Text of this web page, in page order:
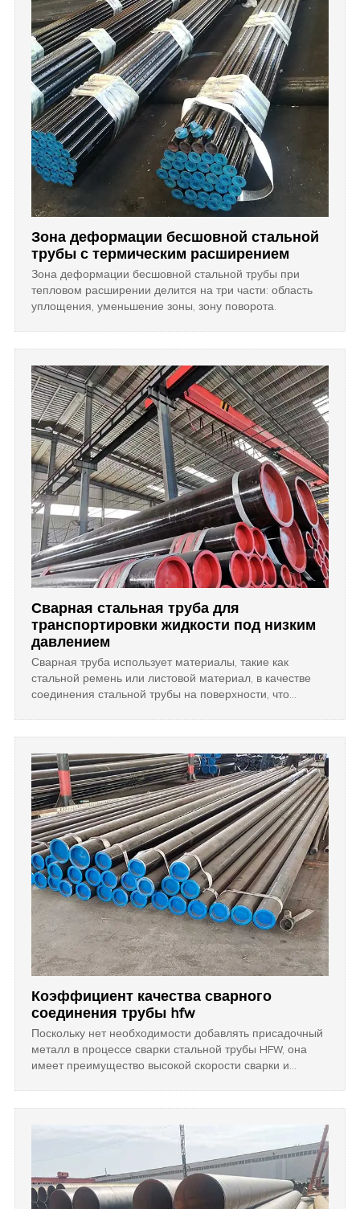
стойкость требует надлежащих антикоррозионных мер.
Зона деформации бесшовной стальной
трубы с термическим расширением
Зона деформации бесшовной стальной трубы при
тепловом расширении делится на три части: область
уплощения, уменьшение зоны, зону поворота.
Сварная стальная труба для
транспортировки жидкости под низким
давлением
Сварная труба использует материалы, такие как
стальной ремень или листовой материал, в качестве
соединения стальной трубы на поверхности, что
Коэффициент качества сварного
соединения трубы hfw
Поскольку нет необходимости добавлять присадочный
металл в процессе сварки стальной трубы HFW, она
имеет преимущество высокой скорости сварки и
механических трубах. и другие поля. Но на стальную
трубу HFW может влиять качество сырья и процессов, а
также многие другие факторы, трудно контролировать
качество производства, выход продукции, а процесс
сварки все еще необходимо постоянно улучшать.